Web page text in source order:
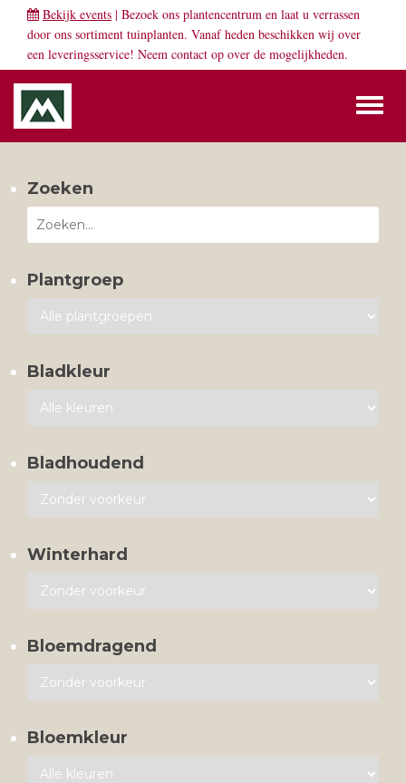
Bekijk events | Bezoek ons plantencentrum en laat u verrassen
door ons sortiment tuinplanten. Vanaf heden beschikken wij over
een leveringsservice! Neem contact op over de mogelijkheden.
Zoeken
Plantgroep
Bladkleur
Bladhoudend
Winterhard
Bloemdragend
Bloemkleur